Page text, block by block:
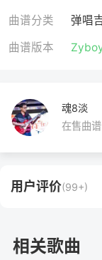
曲谱分类
弹唱
曲谱版本
魂8淡
在售曲谱
用户评价(99+)
相关歌曲